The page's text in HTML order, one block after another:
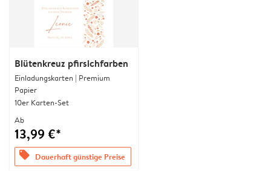
Blütenkreuz pfirsichfarben
Einladungskarten | Premium
Papier
10er Karten-Set
Ab
13,99 €*
offers Dauerhaft günstige Preise